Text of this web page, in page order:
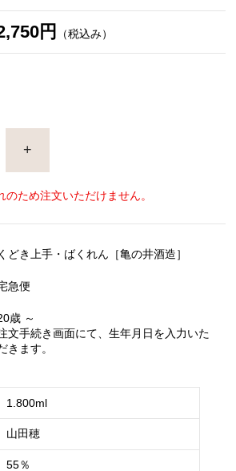
円 （税込み）
+
のため注文いただけません。
くどき上手・ばくれん［亀の井酒造］
急便
歳 ～
文手続き画面にて、生年月日を入力いた
きます。
1.800ml
山田穂
55％